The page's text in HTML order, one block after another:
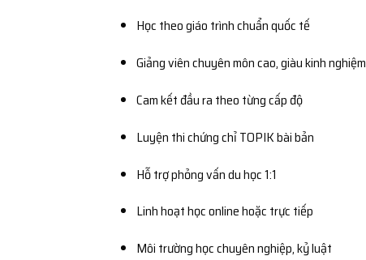
Học theo giáo trình chuẩn quốc tế
Giảng viên chuyên môn cao, giàu kinh nghiệm
Cam kết đầu ra theo từng cấp độ
Luyện thi chứng chỉ TOPIK bài bản
Hỗ trợ phỏng vấn du học 1:1
Linh hoạt học online hoặc trực tiếp
Môi trường học chuyên nghiệp, kỷ luật